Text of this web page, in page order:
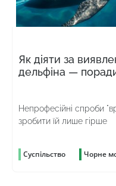
Як діяти за
дельфіна —
Непрофесійні спроби
зробити їй лише гірше
Суспільство Чорне